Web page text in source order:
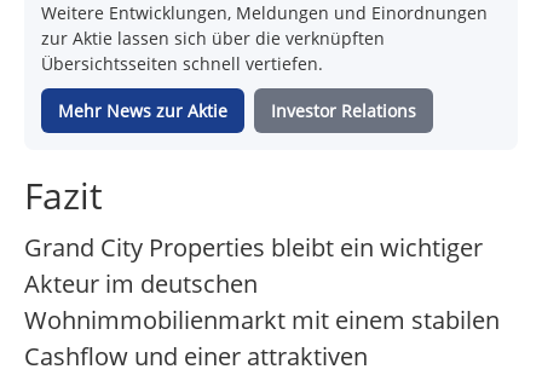
Weitere Entwicklungen, Meldungen und Einordnungen
zur Aktie lassen sich über die verknüpften
Übersichtsseiten schnell vertiefen.
Mehr News zur Aktie Investor Relations
Fazit
Grand City Properties bleibt ein wichtiger
Akteur im deutschen
Wohnimmobilienmarkt mit einem stabilen
Cashflow und einer attraktiven